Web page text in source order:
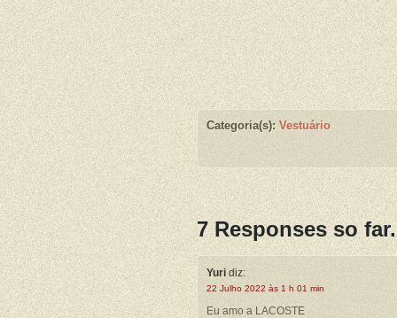
Categoria(s): Vestuário
7 Responses so far.
Yuri diz:
22 Julho 2022 às 1 h 01 min
Eu amo a LACOSTE